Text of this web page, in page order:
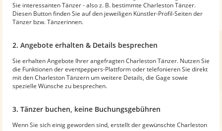
Sie interessanten Tänzer - also z. B. bestimmte Charleston Tänzer.
Diesen Button finden Sie auf den jeweiligen Künstler-Profil-Seiten der
Tänzer bzw. Tänzerinnen.
2. Angebote erhalten & Details besprechen
Sie erhalten Angebote Ihrer angefragten Charleston Tänzer. Nutzen Sie
die Funktionen der eventpeppers-Plattform oder telefonieren Sie direkt
mit den Charleston Tänzern um weitere Details, die Gage sowie
spezielle Wünsche zu besprechen.
3. Tänzer buchen, keine Buchungsgebühren
Wenn Sie sich einig geworden sind, erstellt der gewünschte Charleston